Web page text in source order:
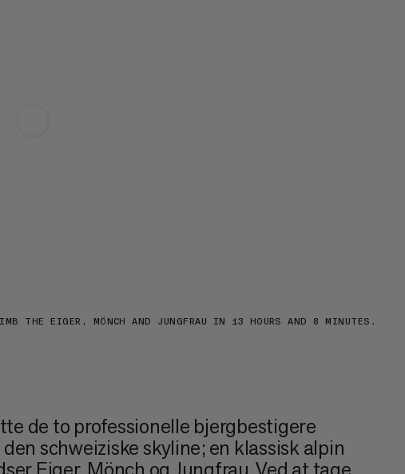
THE EIGER, MÖNCH AND JUNGFRAU IN 13 HOURS AND 8 MINUTES.
de to professionelle bjergbestigere
schweiziske skyline; en klassisk alpin